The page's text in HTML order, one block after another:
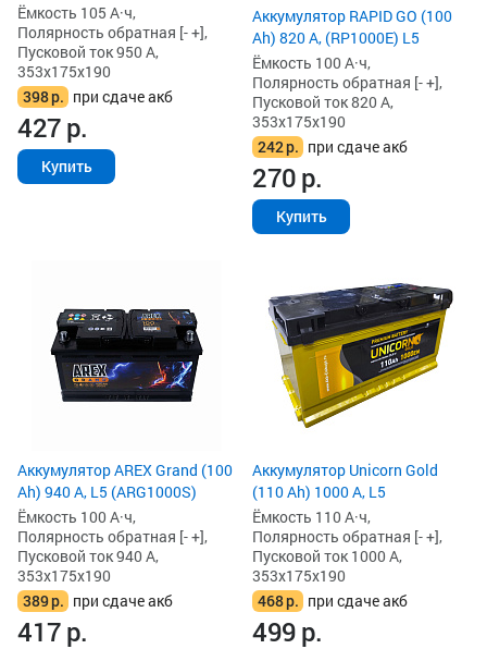
Ёмкость 105 А·ч,
Полярность обратная [- +],
Пусковой ток 950 А,
353x175x190
398р. при сдаче акб
427р.
Купить
Аккумулятор RAPID GO (100
Ah) 820 А, (RP1000E) L5
Ёмкость 100 А·ч,
Полярность обратная [- +],
Пусковой ток 820 А,
353x175x190
242р. при сдаче акб
270р.
Купить
Аккумулятор AREX Grand (100
Ah) 940 А, L5 (ARG1000S)
Ёмкость 100 А·ч,
Полярность обратная [- +],
Пусковой ток 940 А,
353x175x190
389р. при сдаче акб
417р.
Аккумулятор Unicorn Gold
(110 Ah) 1000 А, L5
Ёмкость 110 А·ч,
Полярность обратная [- +],
Пусковой ток 1000 А,
353x175x190
468р. при сдаче акб
499р.